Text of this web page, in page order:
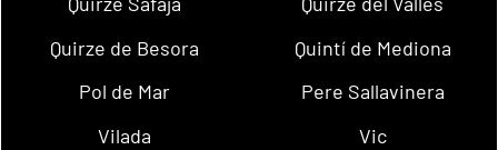
Quirze de Besora
Quintí de Mediona
Pol de Mar
Pere Sallavinera
Vilada
Vic